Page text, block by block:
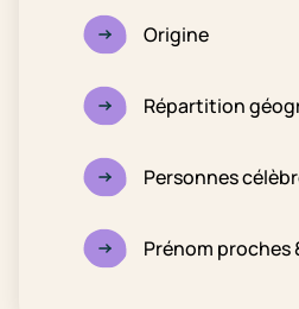
Origine
Répartition
Personnes
Prénom proches